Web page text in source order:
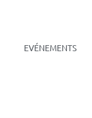
EVÉNEMENTS